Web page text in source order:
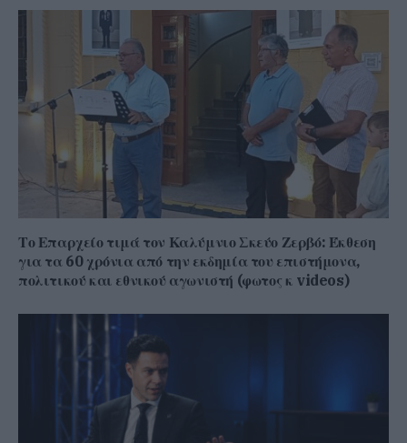
Το Επαρχείο τιμά τον Καλύμνιο Σκεύο Ζερβό: Έκθεση
για τα 60 χρόνια από την εκδημία του επιστήμονα,
πολιτικού και εθνικού αγωνιστή (φωτος κ videos)